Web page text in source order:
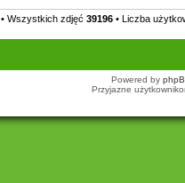
• Wszystkich zdjęć 39196 • Liczba
Powered by
Przyjazne